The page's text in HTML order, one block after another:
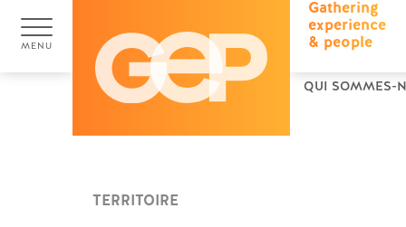
MENU
Gathering
experience
& people
QUI SOMMES-
TERRITOIRE